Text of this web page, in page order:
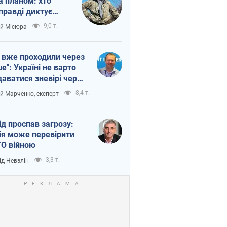
диктує
війни
Місюра 9,0 т.
проходили через
Україні не варто
зневірі через
терор
Марченко, експерт 8,4 т.
проспав загрозу:
може перевірити
війною
Невзлін 3,3 т.